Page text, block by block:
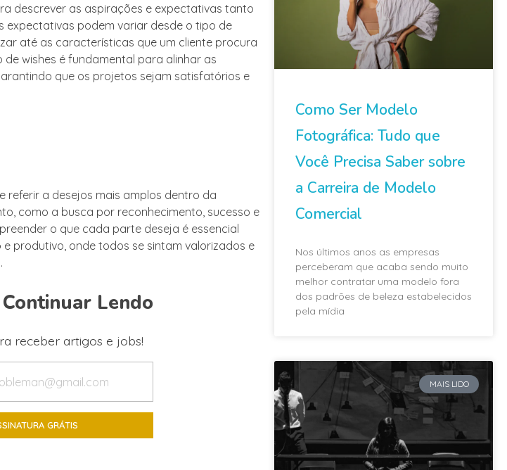
descrever as aspirações e expectativas tanto
expectativas podem variar desde o tipo de
até as características que um cliente procura
de wishes é fundamental para alinhar as
que os projetos sejam satisfatórios e
referir a desejos mais amplos dentro da
como a busca por reconhecimento, sucesso e
o que cada parte deseja é essencial
produtivo, onde todos se sintam valorizados e
Lendo
receber artigos e jobs!
Como Ser Modelo
Fotográfica: Tudo que
Você Precisa Saber sobre
a Carreira de Modelo
Comercial
Nos últimos anos as empresas
perceberam que acaba sendo muito
melhor contratar uma modelo fora
dos padrões de beleza estabelecidos
pela mídia
MAIS LIDO